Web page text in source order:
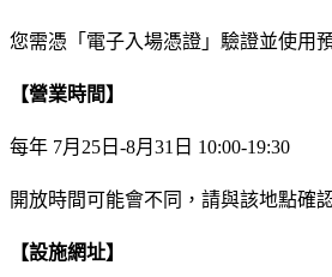
您需憑「電子入場憑證」驗證並使用
【營業時間】
每年 7月25日-8月31日 10:00-19:30
開放時間可能會不同，請與該地點確
【設施網址】